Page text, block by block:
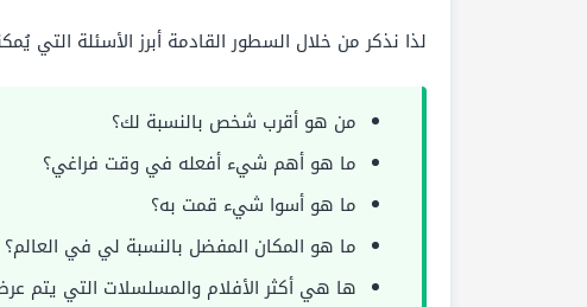
لذا نذكر من خلال السطور القادمة أبرز الأسئلة
من هو أقرب شخص بالنسبة لك؟
ما هو أهم شيء أفعله في وقت فراغي؟
ما هو أسوا شيء قمت به؟
ما هو المكان المفضل بالنسبة لي في العالم؟
ها هي أكثر الأفلام والمسلسلات التي يتم